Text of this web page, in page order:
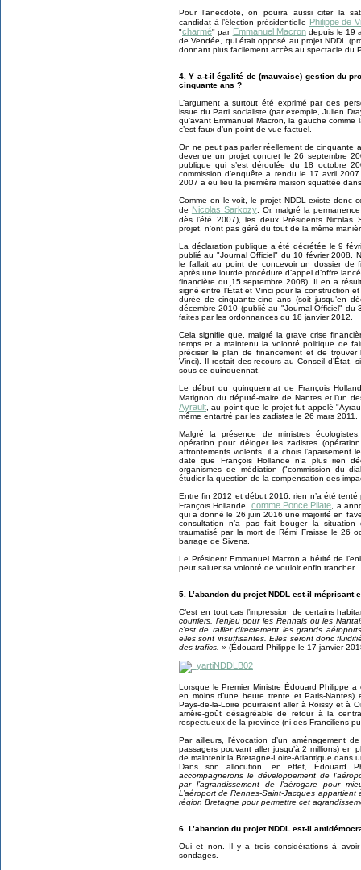
Pour l’anecdote, on pourra aussi citer la
candidat à l’élection présidentielle Philippe de
"charmé" par Emmanuel Macrondepuis le 19
de Vendée, qui était opposé au projet NDDL
donnant plus facilement accès au spectacle du
4. Y a-t-il égalité de (mauvaise) gestion du
cinquante ans ?
L’argument a surtout été exprimé par des
issue du Parti socialiste (par exemple, Julien
qu’avant Emmanuel Macron, la gauche
c’est faux d’un point de vue factuel.
On ne peut pas parler réellement de cinquante
devenue un projet concret le 26 septembre
publique qui s’est déroulée du 18 octobre
commission d’enquête a rendu le 17 avril
2007 a eu lieu la première maison squattée
Comme on le voit, le projet NDDL existe donc
de Nicolas Sarkozy. Or, malgré la
dès l’été 2007), les deux Présidents Nicolas
projet, n’ont pas géré du tout de la même
La déclaration publique a été décrétée le 9
publié au "Journal Officiel" du 10 février 2008.
le fallait au point de concevoir un dossier de
après une lourde procédure d’appel d’offre
financière du 15 septembre 2008). Il en a
signé entre l’État et Vinci pour la construction
durée de cinquante-cinq ans (soit jusqu’en
décembre 2010 (publié au "Journal Officiel"
faites par les ordonnances du 18 janvier 2012.
Cela signifie que, malgré la grave crise
temps et a maintenu la volonté politique de
préciser le plan de financement et de
Vinci). Il restait des recours au Conseil d’État,
sous ce quinquennat.
Le début du quinquennat de François
Matignon du député-maire de Nantes et l’un
Ayrault , au point que le projet fut appelé
même entartré par les zadistes le 26 mars 2011.
Malgré la présence de ministres
opération pour déloger les zadistes
affrontements violents, il a chois
date que François Hollande n’a plus rien
organismes de médiation ("commission du
étudier la question de la compensation des
Entre fin 2012 et début 2016, rien n’a été
François Hollande, comme Ponce Pilate , a
qui a donné le 26 juin 2016 une majorité en
consultation n’a pas fait bouger la
traumatisé par la mort de Rémi Fraisse le 26
barrage de Sivens.
Le Président Emmanuel Macron a hérité de
peut saluer sa volonté de vouloir enfin trancher.
5. L’abandon du projet NDDL est-il méprisant
C’est en tout cas l’impression de certains
courriers, l’enjeu pour les Rennais ou les
c’est de rallier directement les grands
elles sont insuffisantes. Elles seront donc
des trafics. » (Édouard Philippe le 17 janvier
Lorsque le Premier Ministre Édouard Philippe
en moins d’une heure trente et Paris-
Pays-de-la-Loire pourraient aller à Roissy et à
arrière-goût désagréable de retour à la
respectueux de la province (ni des Franciliens
Par ailleurs, l’évocation d’un aménagement
passagers pouvant aller jusqu’à 2 millions) en
de maintenir la Bretagne-Loire-Atlantique dans
Dans son allocution, en effet, Édouard
accompagnerons le développement de
par l’agrandissement de l’aérogare pour
L’aéroport de Rennes-Saint-Jacques
région Bretagne pour permettre cet
6. L’abandon du projet NDDL est-il
Oui et non. Il y a trois considérations à
sondages.